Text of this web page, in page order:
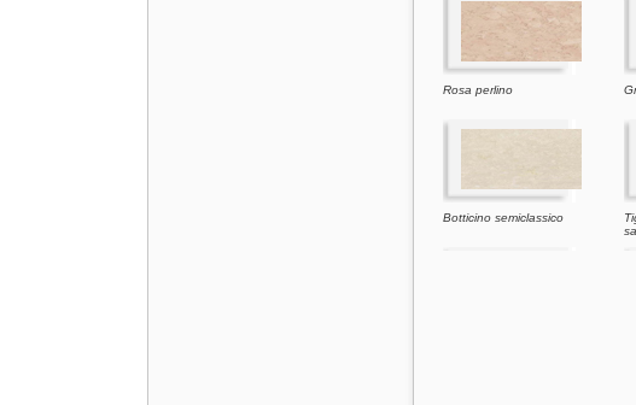
Rosa perlino
Botticino semiclassico